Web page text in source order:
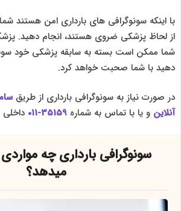
با اینکه سونوگرافی های بارداری امن هستند
از لحاظ پزشکی ضروی هستند، انجام دهید.
شما ممکن است بسته به سابقه پزشکی خود
دهید با شما صحبت خواهد کرد.
در صورت نیاز به سونوگرافی بارداری از طریق
آنلاین و یا با تماس به شماره 35159-011 داخلی 4 نوبت بگیرید.
سونوگرافی بارداری چه
میدهد؟